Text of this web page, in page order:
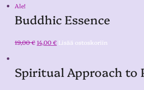
Ale!
Buddhic Essence
19,00€ 14,00€ Lisää ostoskoriin
Spiritual Approach to